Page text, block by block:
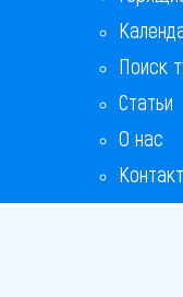
Поиск
Статьи
О нас